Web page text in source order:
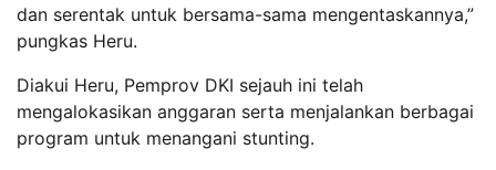
dan serentak untuk bersama-sama mengentaskannya,”
pungkas Heru.
Diakui Heru, Pemprov DKI sejauh ini telah
mengalokasikan anggaran serta menjalankan berbagai
program untuk menangani stunting.